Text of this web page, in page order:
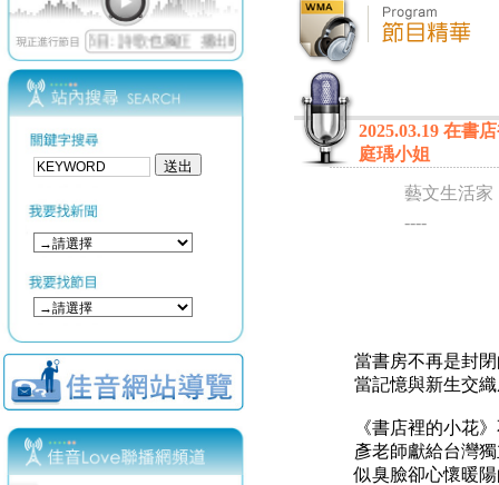
2025.03.19 在書
庭瑀小姐
藝文生活家
----
當書房不再是封
當記憶與新生交
《書店裡的小花
彥老師獻給台灣
似臭臉卻心懷暖